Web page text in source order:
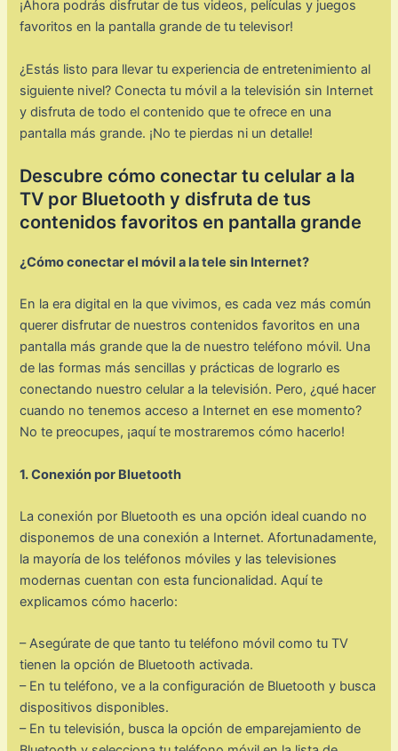
¡Ahora podrás disfrutar de tus videos, películas y juegos
favoritos en la pantalla grande de tu televisor!
¿Estás listo para llevar tu experiencia de entretenimiento al
siguiente nivel? Conecta tu móvil a la televisión sin Internet
y disfruta de todo el contenido que te ofrece en una
pantalla más grande. ¡No te pierdas ni un detalle!
Descubre cómo conectar tu celular a la
TV por Bluetooth y disfruta de tus
contenidos favoritos en pantalla grande
¿Cómo conectar el móvil a la tele sin Internet?
En la era digital en la que vivimos, es cada vez más común
querer disfrutar de nuestros contenidos favoritos en una
pantalla más grande que la de nuestro teléfono móvil. Una
de las formas más sencillas y prácticas de lograrlo es
conectando nuestro celular a la televisión. Pero, ¿qué hacer
cuando no tenemos acceso a Internet en ese momento?
No te preocupes, ¡aquí te mostraremos cómo hacerlo!
1. Conexión por Bluetooth
La conexión por Bluetooth es una opción ideal cuando no
disponemos de una conexión a Internet. Afortunadamente,
la mayoría de los teléfonos móviles y las televisiones
modernas cuentan con esta funcionalidad. Aquí te
explicamos cómo hacerlo:
– Asegúrate de que tanto tu teléfono móvil como tu TV
tienen la opción de Bluetooth activada.
– En tu teléfono, ve a la configuración de Bluetooth y busca
dispositivos disponibles.
– En tu televisión, busca la opción de emparejamiento de